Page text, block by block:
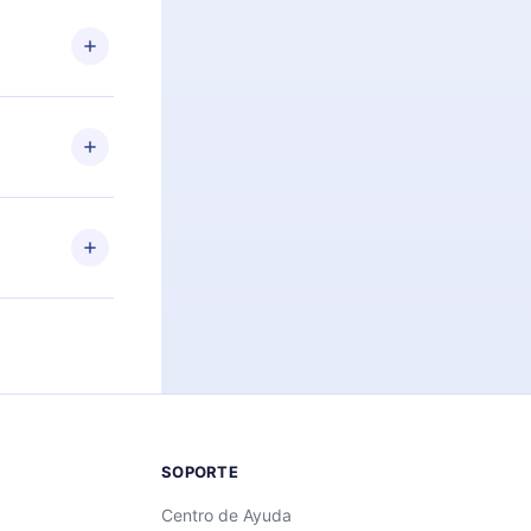
el
de
más de
leer o
iOS,
momento
SOPORTE
Centro de Ayuda